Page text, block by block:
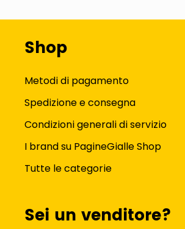
Shop
Metodi di pagamento
Spedizione e consegna
Condizioni generali di servizio
I brand su PagineGialle Shop
Tutte le categorie
Sei un venditore?